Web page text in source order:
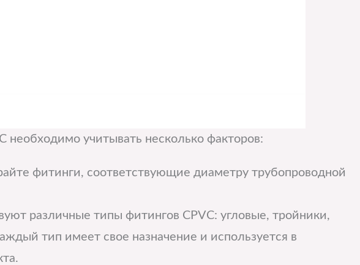
необходимо учитывать несколько факторов:
фитинги, соответствующие диаметру трубопроводной
различные типы фитингов CPVC: угловые, тройники,
тип имеет свое назначение и используется в